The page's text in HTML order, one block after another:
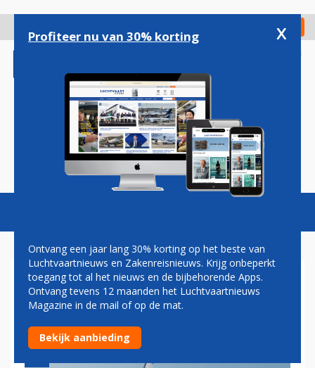
gaan
Check in
Magazine Podcasts Vacatures
LIQUIDITEITSPROBLEMEN
VOOR AIRLINES HNA GROUP
Profiteer nu van 30% korting x
Ontvang een jaar lang 30% korting op het beste van
Luchtvaartnieuws en Zakenreisnieuws. Krijg onbeperkt
toegang tot al het nieuws en de bijbehorende Apps.
Ontvang tevens 12 maanden het Luchtvaartnieuws
Magazine in de mail of op de mat.
Bekijk aanbieding